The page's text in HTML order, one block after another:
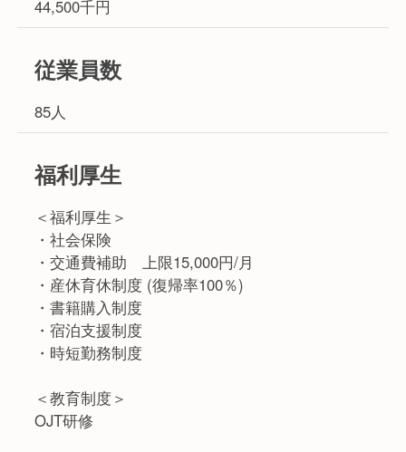
44,500千円
従業員数
85人
福利厚生
＜福利厚生＞
・社会保険
・交通費補助 上限15,000円/月
・産休育休制度 (復帰率100％)
・書籍購入制度
・宿泊支援制度
・時短勤務制度
＜教育制度＞
OJT研修